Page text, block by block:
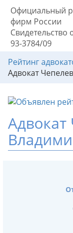
Официальный
фирм России
Свидетельство
93-3784/09
Рейтинг
Адвокат
Адвокат